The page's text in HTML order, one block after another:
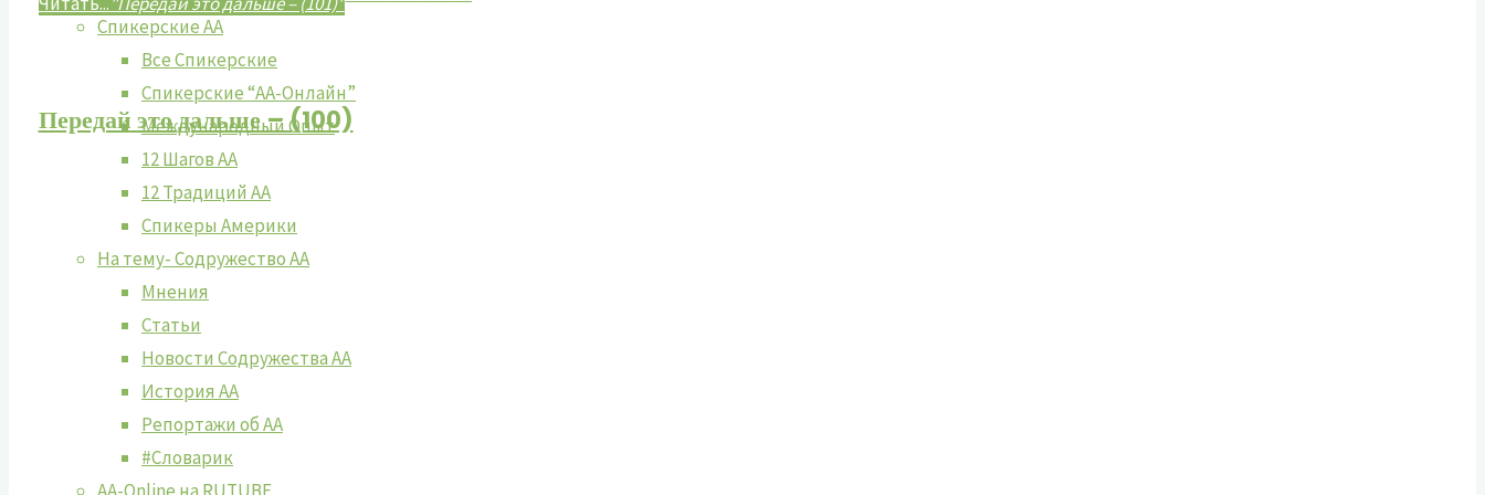
Спикерские АА
Все Спикерские
Спикерские “АА-Онлайн”
Международный Опыт
12 Шагов АА
12 Традиций АА
Спикеры Америки
На тему- Содружество АА
Мнения
Статьи
Новости Содружества АА
История АА
Репортажи об АА
#Словарик
Передай это дальше – (100)